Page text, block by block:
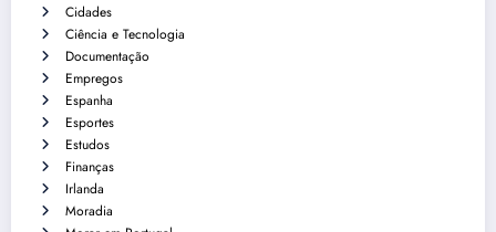
Cidades
Ciência e Tecnologia
Documentação
Empregos
Espanha
Esportes
Estudos
Finanças
Irlanda
Moradia